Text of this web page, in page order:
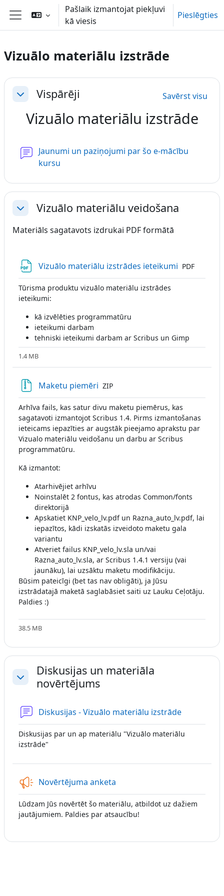
Atvērt galveno saturu
Sānu panelis
Pašlaik izmantojat piekļuvi
kā viesis
Pieslēgties
Vizuālo materiālu izstrāde
Section outline
SavērstVispārēji Savērst visu
Vizuālo materiālu izstrāde
Jaunumi un paziņojumi par šo e-mācību
kursu
SavērstVizuālo materiālu veidošana
Materiāls sagatavots izdrukai PDF formātā
Vizuālo materiālu izstrādes ieteikumi Fails
PDF
Tūrisma produktu vizuālo materiālu izstrādes
ieteikumi:
kā izvēlēties programmatūru
ieteikumi darbam
tehniski ieteikumi darbam ar Scribus un Gimp
1.4 MB
Maketu piemēri Fails
ZIP
Arhīva fails, kas satur divu maketu piemērus, kas
sagatavoti izmantojot Scribus 1.4. Pirms izmantošanas
ieteicams iepazīties ar augstāk pieejamo aprakstu par
Vizualo materiālu veidošanu un darbu ar Scribus
programmatūru.
Kā izmantot:
Atarhivējiet arhīvu
Noinstalēt 2 fontus, kas atrodas Common/fonts
direktorijā
Apskatiet KNP_velo_lv.pdf un Razna_auto_lv.pdf, lai
iepazītos, kādi izskatās izveidoto maketu gala
variantu
Atveriet failus KNP_velo_lv.sla un/vai
Razna_auto_lv.sla, ar Scribus 1.4.1 versiju (vai
jaunāku), lai uzsāktu maketu modifikāciju.
Būsim pateicīgi (bet tas nav obligāti), ja Jūsu
izstrādatajā maketā saglabāsiet saiti uz Lauku Ceļotāju.
Paldies :)
38.5 MB
Savērst
Diskusijas un materiāla
novērtējums
Diskusijas - Vizuālo materiālu izstrāde
Diskusijas par un ap materiālu "Vizuālo materiālu
izstrāde"
Novērtējuma anketa
Lūdzam Jūs novērtēt šo materiālu, atbildot uz dažiem
jautājumiem. Paldies par atsaucību!